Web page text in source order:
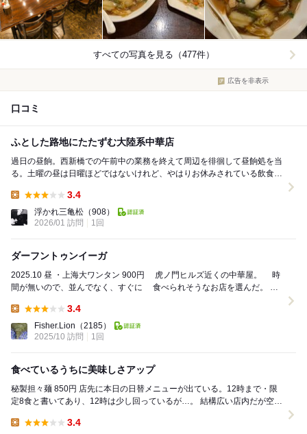
すべての写真を見る（477件）
広告を非表示
口コミ
ふとした路地にたたずむ大陸系中華店
過日の昼餉。西新橋での午前中の業務を終えて周辺を徘徊して昼餉処を当
る。土曜の昼は日曜ほどではないけれど、やはりお休みされている飲食店
3.4
浮かれ三亀松 （908）
2026/01 訪問
1回
ダーフントゥンイーガ
2025.10 昼 ・上海大ワンタン 900円 虎ノ門ヒルズ近くの中華屋。 時
間が無いので、並んでなく、すぐに 食べられそうなお店を選んだ。
3.4
Fisher.Lion （2185）
2025/10 訪問
1回
食べているうちに美味しさアップ
秘製担々麺 850円 店先に本日の日替メニューが出ている。12時まで・限
定8食と書いてあり、12時は少し回っているが…。 結構広い店内だが空い
3.4